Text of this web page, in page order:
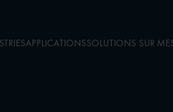
APPLICATIONSSOLUTIONS SUR